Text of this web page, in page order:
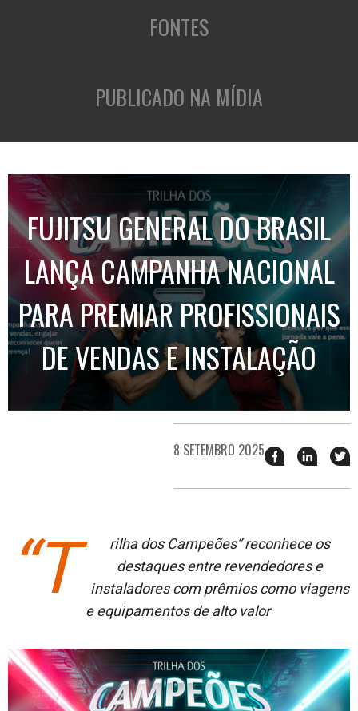
FONTES
PUBLICADO NA MÍDIA
FUJITSU GENERAL DO BRASIL
LANÇA CAMPANHA NACIONAL
PARA PREMIAR PROFISSIONAIS
DE VENDAS E INSTALAÇÃO
8 SETEMBRO 2025 Compartilhar
esse
no
esse
no
“T
rilha dos Campeões” reconhece os
destaques entre revendedores e
instaladores com prêmios como viagens
e equipamentos de alto valor